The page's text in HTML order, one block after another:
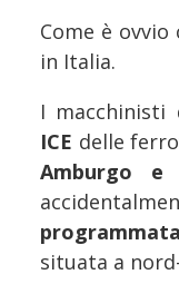
Come è
in Italia.
I
ICE delle
Amburgo
situata a